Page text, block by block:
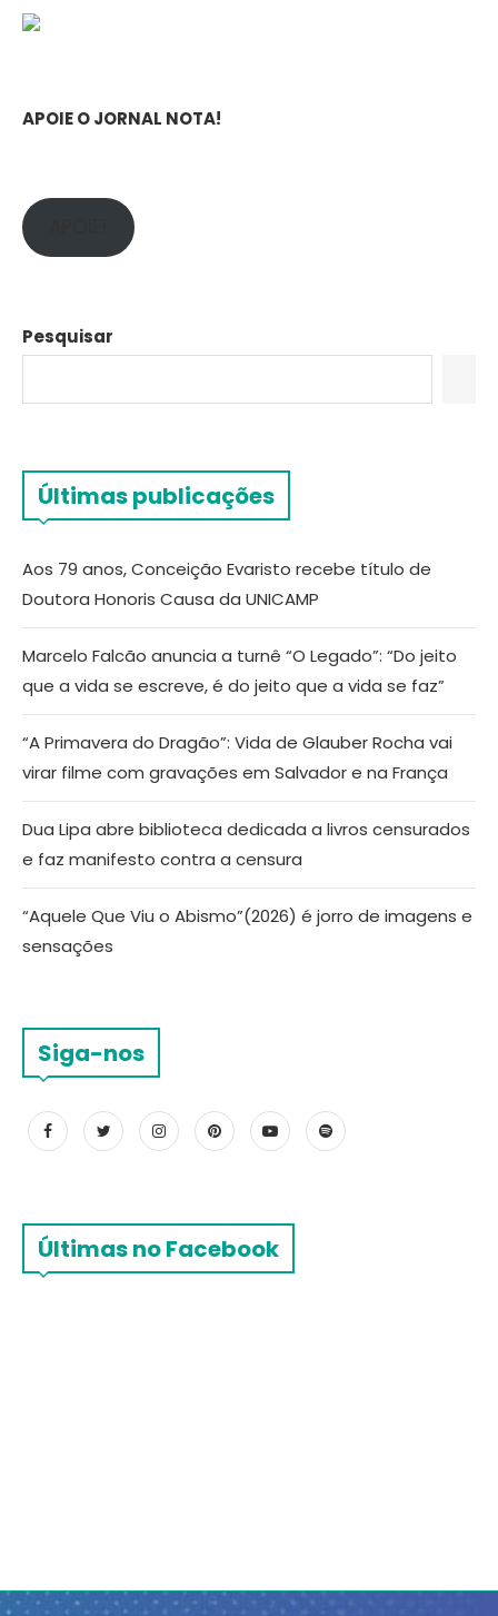
APOIE O JORNAL NOTA!
Pesquisar
Últimas publicações
Aos 79 anos, Conceição Evaristo recebe título de
Doutora Honoris Causa da UNICAMP
Marcelo Falcão anuncia a turnê “O Legado”: “Do jeito
que a vida se escreve, é do jeito que a vida se faz”
“A Primavera do Dragão”: Vida de Glauber Rocha vai
virar filme com gravações em Salvador e na França
Dua Lipa abre biblioteca dedicada a livros censurados
e faz manifesto contra a censura
“Aquele Que Viu o Abismo”(2026) é jorro de imagens e
sensações
Siga-nos
Últimas no Facebook